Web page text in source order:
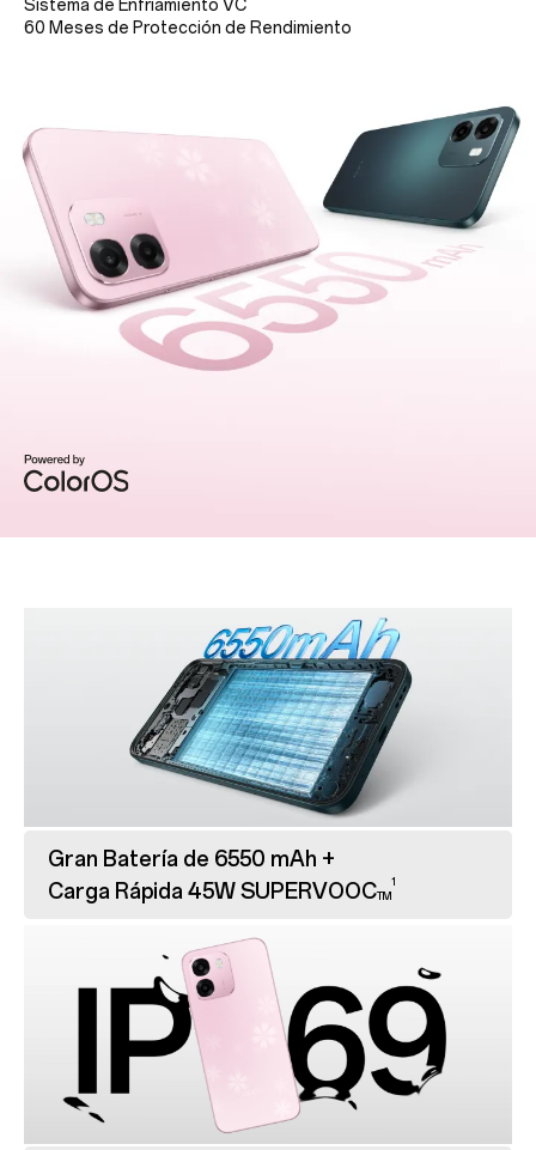
Sistema de Enfriamiento VC
60 Meses de Protección de Rendimiento
Gran Batería de 6550 mAh +
Carga Rápida 45W SUPERVOOCTM
1